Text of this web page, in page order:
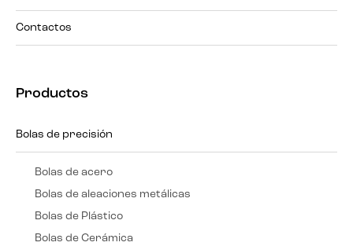
Contactos
Productos
Bolas de precisión
Bolas de acero
Bolas de aleaciones metálicas
Bolas de Plástico
Bolas de Cerámica